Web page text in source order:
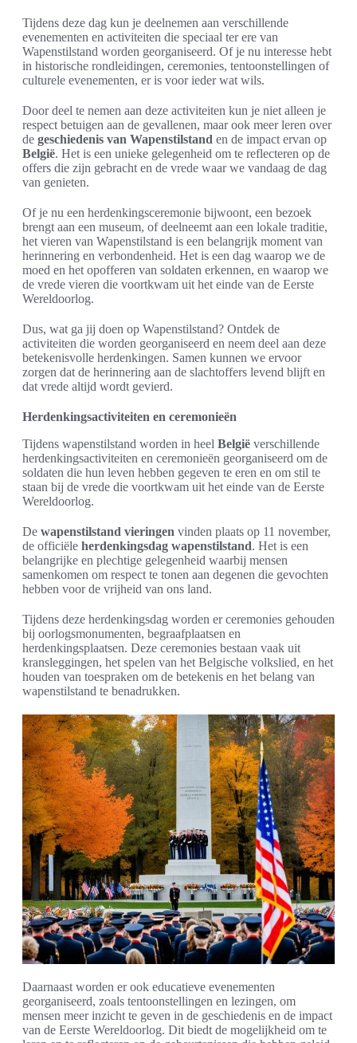
Tijdens deze dag kun je deelnemen aan verschillende
evenementen en activiteiten die speciaal ter ere van
Wapenstilstand worden georganiseerd. Of je nu interesse hebt
in historische rondleidingen, ceremonies, tentoonstellingen of
culturele evenementen, er is voor ieder wat wils.
Door deel te nemen aan deze activiteiten kun je niet alleen je
respect betuigen aan de gevallenen, maar ook meer leren over
de geschiedenis van Wapenstilstand en de impact ervan op
België. Het is een unieke gelegenheid om te reflecteren op de
offers die zijn gebracht en de vrede waar we vandaag de dag
van genieten.
Of je nu een herdenkingsceremonie bijwoont, een bezoek
brengt aan een museum, of deelneemt aan een lokale traditie,
het vieren van Wapenstilstand is een belangrijk moment van
herinnering en verbondenheid. Het is een dag waarop we de
moed en het opofferen van soldaten erkennen, en waarop we
de vrede vieren die voortkwam uit het einde van de Eerste
Wereldoorlog.
Dus, wat ga jij doen op Wapenstilstand? Ontdek de
activiteiten die worden georganiseerd en neem deel aan deze
betekenisvolle herdenkingen. Samen kunnen we ervoor
zorgen dat de herinnering aan de slachtoffers levend blijft en
dat vrede altijd wordt gevierd.
Herdenkingsactiviteiten en ceremonieën
Tijdens wapenstilstand worden in heel België verschillende
herdenkingsactiviteiten en ceremonieën georganiseerd om de
soldaten die hun leven hebben gegeven te eren en om stil te
staan bij de vrede die voortkwam uit het einde van de Eerste
Wereldoorlog.
De wapenstilstand vieringen vinden plaats op 11 november,
de officiële herdenkingsdag wapenstilstand. Het is een
belangrijke en plechtige gelegenheid waarbij mensen
samenkomen om respect te tonen aan degenen die gevochten
hebben voor de vrijheid van ons land.
Tijdens deze herdenkingsdag worden er ceremonies gehouden
bij oorlogsmonumenten, begraafplaatsen en
herdenkingsplaatsen. Deze ceremonies bestaan vaak uit
kransleggingen, het spelen van het Belgische volkslied, en het
houden van toespraken om de betekenis en het belang van
wapenstilstand te benadrukken.
Daarnaast worden er ook educatieve evenementen
georganiseerd, zoals tentoonstellingen en lezingen, om
mensen meer inzicht te geven in de geschiedenis en de impact
van de Eerste Wereldoorlog. Dit biedt de mogelijkheid om te